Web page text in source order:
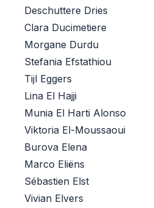
Deschuttere Dries
Clara Ducimetiere
Morgane Durdu
Stefania Efstathiou
Tijl Eggers
Lina El Hajji
Munia El Harti Alonso
Viktoria El-Moussaoui
Burova Elena
Marco Eliëns​​​​
Sébastien Elst
Vivian Elvers